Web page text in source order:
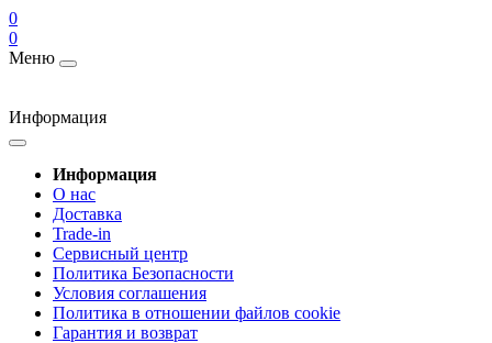
0
0
Меню
Информация
Информация
О нас
Доставка
Trade-in
Сервисный центр
Политика Безопасности
Условия соглашения
Политика в отношении файлов cookie
Гарантия и возврат